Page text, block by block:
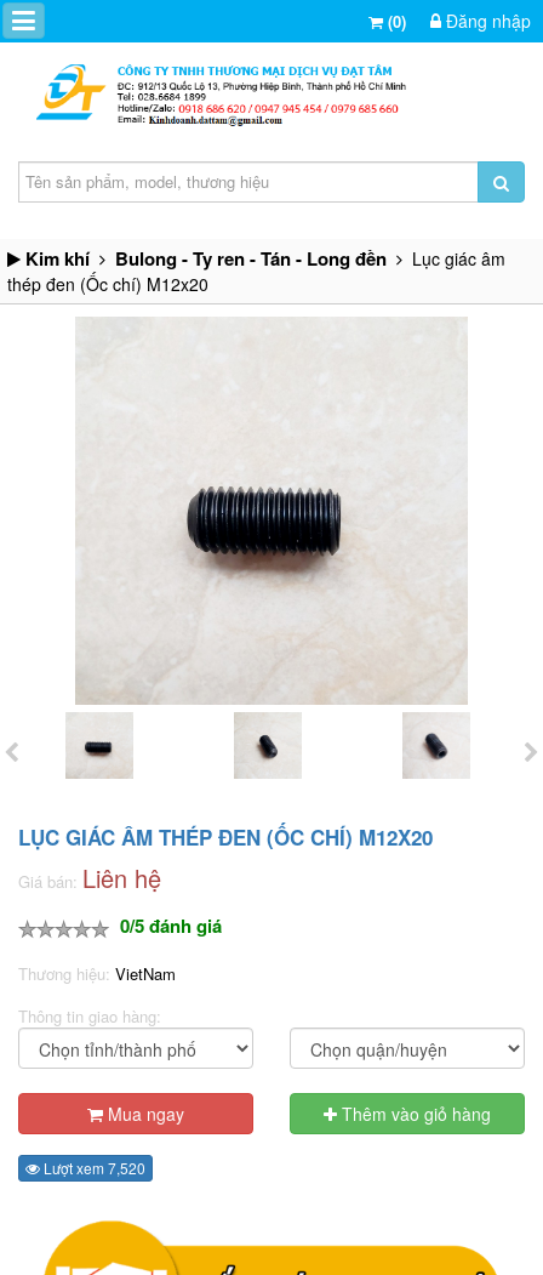
(0) Đăng nhập
Kim khí Bulong - Ty ren - Tán - Long đền
Lục giác âm
thép đen (Ốc chí) M12x20
LỤC GIÁC ÂM THÉP ĐEN (ỐC CHÍ) M12X20
Giá bán: Liên hệ
0/5 đánh giá
Thương hiệu: VietNam
Thông tin giao hàng:
Mua ngay Thêm vào giỏ hàng
Lượt xem 7,520